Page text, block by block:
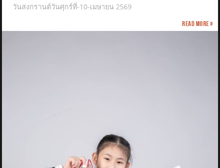
วันสงกรานต์วันศุกร์ที่-10-เมษายน 2569
Read more »